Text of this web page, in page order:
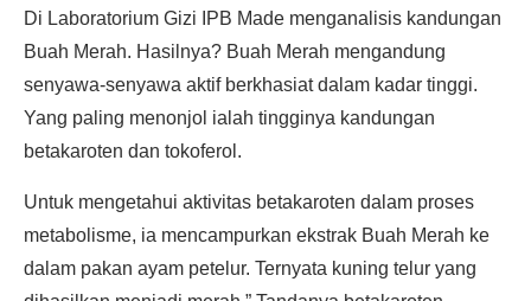
Di Laboratorium Gizi IPB Made menganalisis kandungan
Buah Merah. Hasilnya? Buah Merah mengandung
senyawa-senyawa aktif berkhasiat dalam kadar tinggi.
Yang paling menonjol ialah tingginya kandungan
betakaroten dan tokoferol.
Untuk mengetahui aktivitas betakaroten dalam proses
metabolisme, ia mencampurkan ekstrak Buah Merah ke
dalam pakan ayam petelur. Ternyata kuning telur yang